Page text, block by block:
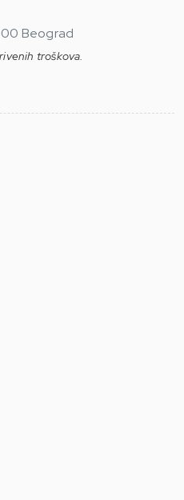
Beograd
troškova.